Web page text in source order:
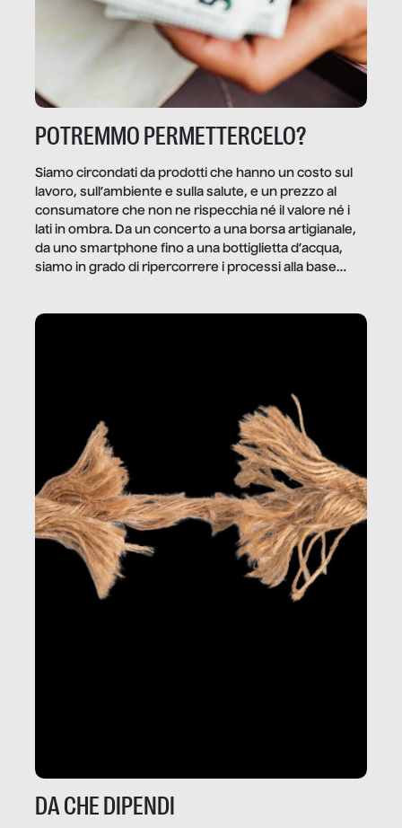
POTREMMO PERMETTERCELO?
Siamo circondati da prodotti che hanno un costo sul
lavoro, sull’ambiente e sulla salute, e un prezzo al
consumatore che non ne rispecchia né il valore né i
lati in ombra. Da un concerto a una borsa artigianale,
da uno smartphone fino a una bottiglietta d’acqua,
siamo in grado di ripercorrere i processi alla base
dietro gli oggetti e i servizi che fanno la nostra vita
DA CHE DIPENDI